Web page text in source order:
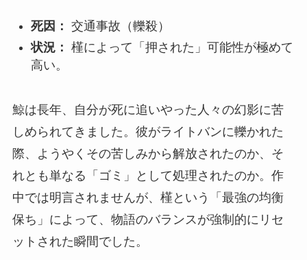
死因： 交通事故（轢殺）
状況： 槿によって「押された」可能性が極めて
高い。
鯨は長年、自分が死に追いやった人々の幻影に苦
しめられてきました。彼がライトバンに轢かれた
際、ようやくその苦しみから解放されたのか、そ
れとも単なる「ゴミ」として処理されたのか。作
中では明言されませんが、槿という「最強の均衡
保ち」によって、物語のバランスが強制的にリセ
ットされた瞬間でした。